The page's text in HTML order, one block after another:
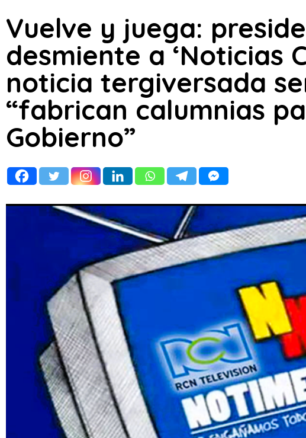
Vuelve y juega:
desmiente a ‘Noticias
noticia tergiversada
“fabrican calumnias
Gobierno”